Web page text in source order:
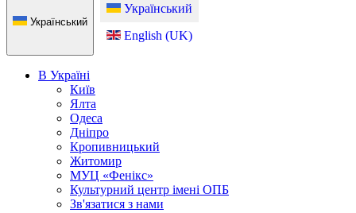
Український
Український
English (UK)
В Україні
Київ
Ялта
Одеса
Дніпро
Кропивницький
Житомир
МУЦ «Фенікс»
Культурний центр імені ОПБ
Зв'язатися з нами